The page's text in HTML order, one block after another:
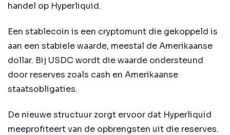
handel op Hyperliquid.
Een stablecoin is een cryptomunt die gekoppeld is
aan een stabiele waarde, meestal de Amerikaanse
dollar. Bij USDC wordt die waarde ondersteund
door reserves zoals cash en Amerikaanse
staatsobligaties.
De nieuwe structuur zorgt ervoor dat Hyperliquid
meeprofiteert van de opbrengsten uit die reserves.